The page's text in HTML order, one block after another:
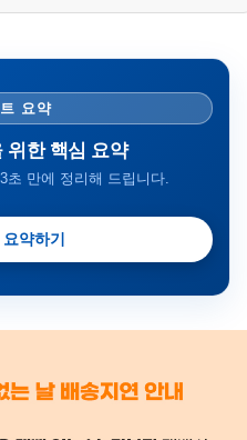
요약
위한 핵심 요약
초 만에 정리해 드립니다.
약하기
배송